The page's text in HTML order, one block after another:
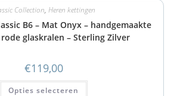
Collection, Heren kettingen
B6 – Mat Onyx – handgemaakte
rode glaskralen – Sterling Zilver
€119,00
Opties selecteren